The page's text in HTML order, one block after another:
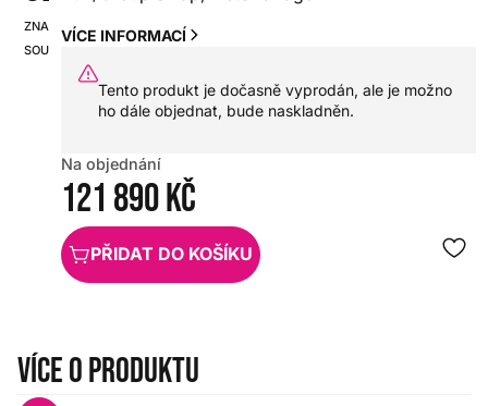
ZNAČKA:
SOUNDCRAFT
VÍCE INFORMACÍ
Tento produkt je dočasně vyprodán, ale je možno
ho dále objednat, bude naskladněn.
Na objednání
121 890 Kč
PŘIDAT DO KOŠÍKU
Více o produktu